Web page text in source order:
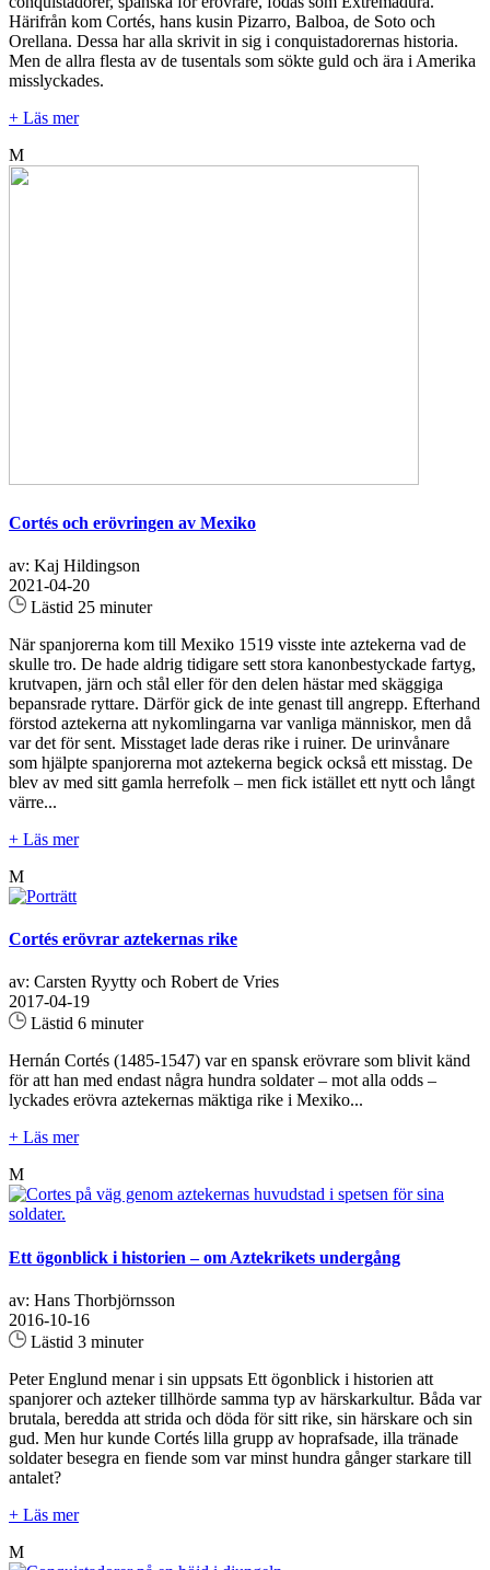
Härifrån kom Cortés, hans kusin Pizarro, Balboa, de Soto och
Orellana. Dessa har alla skrivit in sig i conquistadorernas historia.
Men de allra flesta av de tusentals som sökte guld och ära i Amerika
misslyckades.
+ Läs mer
M
Cortés och erövringen av Mexiko
av: Kaj Hildingson
2021-04-20
Lästid 25 minuter
När spanjorerna kom till Mexiko 1519 visste inte aztekerna vad de
skulle tro. De hade aldrig tidigare sett stora kanonbestyckade fartyg,
krutvapen, järn och stål eller för den delen hästar med skäggiga
bepansrade ryttare. Därför gick de inte genast till angrepp. Efterhand
förstod aztekerna att nykomlingarna var vanliga människor, men då
var det för sent. Misstaget lade deras rike i ruiner. De urinvånare
som hjälpte spanjorerna mot aztekerna begick också ett misstag. De
blev av med sitt gamla herrefolk – men fick istället ett nytt och långt
värre...
+ Läs mer
M
Cortés erövrar aztekernas rike
av: Carsten Ryytty och Robert de Vries
2017-04-19
Lästid 6 minuter
Hernán Cortés (1485-1547) var en spansk erövrare som blivit känd
för att han med endast några hundra soldater – mot alla odds –
lyckades erövra aztekernas mäktiga rike i Mexiko...
+ Läs mer
M
Ett ögonblick i historien – om Aztekrikets undergång
av: Hans Thorbjörnsson
2016-10-16
Lästid 3 minuter
Peter Englund menar i sin uppsats Ett ögonblick i historien att
spanjorer och azteker tillhörde samma typ av härskarkultur. Båda var
brutala, beredda att strida och döda för sitt rike, sin härskare och sin
gud. Men hur kunde Cortés lilla grupp av hoprafsade, illa tränade
soldater besegra en fiende som var minst hundra gånger starkare till
antalet?
+ Läs mer
M